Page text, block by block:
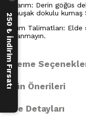
Tasarım: Derin göğüs
Yumuşak dokulu
Bakım Talimatları: Elde
kullanmayın.
Ödeme
Ürün Önerileri
İade Detayları
250 ₺ İndirim Fırsatı